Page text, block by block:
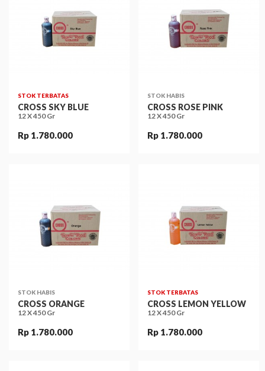
STOK TERBATAS
CROSS SKY BLUE
12 X 450 Gr
Rp 1.780.000
STOK HABIS
CROSS ROSE PINK
12 X 450 Gr
Rp 1.780.000
STOK HABIS
CROSS ORANGE
12 X 450 Gr
Rp 1.780.000
STOK TERBATAS
CROSS LEMON YELLOW
12 X 450 Gr
Rp 1.780.000